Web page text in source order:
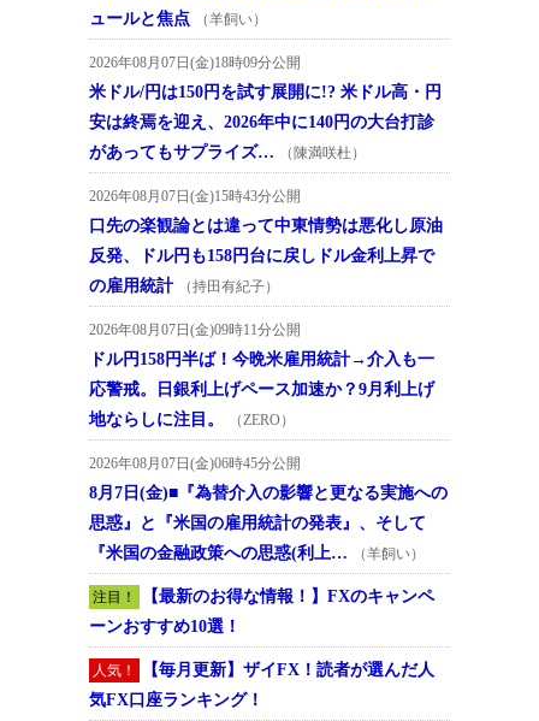
ュールと焦点
（羊飼い）
2026年08月07日(金)18時09分公開
米ドル/円は150円を試す展開に!? 米ドル高・円
安は終焉を迎え、2026年中に140円の大台打診
があってもサプライズ…
（陳満咲杜）
2026年08月07日(金)15時43分公開
口先の楽観論とは違って中東情勢は悪化し原油
反発、ドル円も158円台に戻しドル金利上昇で
の雇用統計
（持田有紀子）
2026年08月07日(金)09時11分公開
ドル円158円半ば！今晩米雇用統計→介入も一
応警戒。日銀利上げペース加速か？9月利上げ
地ならしに注目。
（ZERO）
2026年08月07日(金)06時45分公開
8月7日(金)■『為替介入の影響と更なる実施への
思惑』と『米国の雇用統計の発表』、そして
『米国の金融政策への思惑(利上…
（羊飼い）
注目！
【最新のお得な情報！】FXのキャンペ
ーンおすすめ10選！
人気！
【毎月更新】ザイFX！読者が選んだ人
気FX口座ランキング！